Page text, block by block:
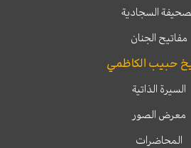
السجادية
مفاتيح الجنان
حبيب الكاظمي
السيرة الذاتية
معرض الصور
المحاضرات